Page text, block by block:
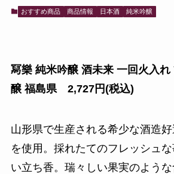
おすすめ商品 商品情報 日本酒 純米吟醸
冩樂 純米吟醸 酒未来 一回火入
醸 福島県 2,727円(税込)
山形県で生産される希少な酒造好
を使用。採れたてのフレッシュ
い立ち香。瑞々しい果実のよう